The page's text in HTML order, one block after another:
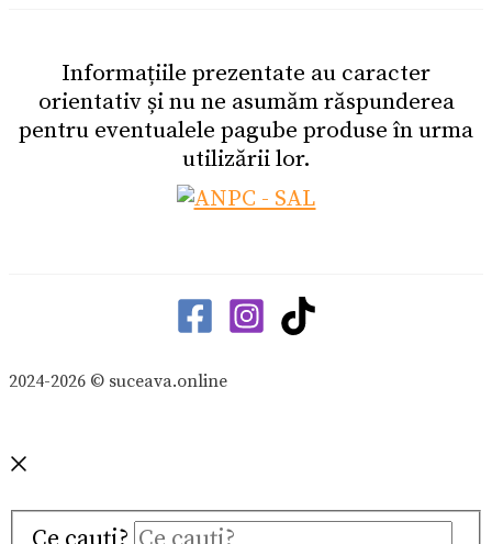
Informațiile prezentate au caracter
orientativ și nu ne asumăm răspunderea
pentru eventualele pagube produse în urma
utilizării lor.
2024-2026 © suceava.online